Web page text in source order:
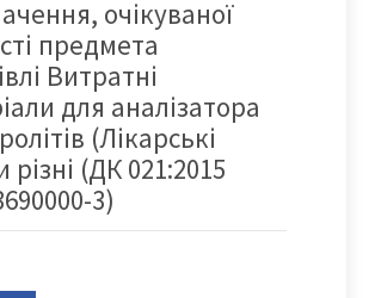
очікуваної
предмета
Витратні
для аналізатора
(Лікарські
різні (ДК 021:2015
3)